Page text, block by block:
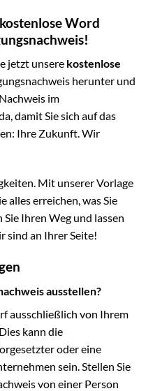
Word
jetzt unsere kostenlose
herunter und
im
damit Sie sich auf das
Ihre Zukunft. Wir
Mit unserer Vorlage
alles erreichen, was Sie
Ihren Weg und lassen
sind an Ihrer Seite!
ausstellen?
ausschließlich von Ihrem
kann die
oder eine
sein. Stellen Sie
von einer Person